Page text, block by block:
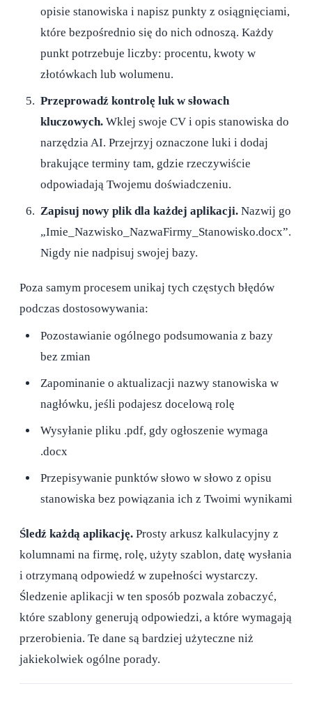
opisie stanowiska i napisz punkty z osiągnięciami,
które bezpośrednio się do nich odnoszą. Każdy
punkt potrzebuje liczby: procentu, kwoty w
złotówkach lub wolumenu.
Przeprowadź kontrolę luk w słowach
kluczowych.Wklej swoje CV i opis stanowiska do
narzędzia AI. Przejrzyj oznaczone luki i dodaj
brakujące terminy tam, gdzie rzeczywiście
odpowiadają Twojemu doświadczeniu.
Zapisuj nowy plik dla każdej aplikacji.Nazwij go
„Imie_Nazwisko_NazwaFirmy_Stanowisko.docx”.
Nigdy nie nadpisuj swojej bazy.
Poza samym procesem unikaj tych częstych błędów
podczas dostosowywania:
Pozostawianie ogólnego podsumowania z bazy
bez zmian
Zapominanie o aktualizacji nazwy stanowiska w
nagłówku, jeśli podajesz docelową rolę
Wysyłanie pliku .pdf, gdy ogłoszenie wymaga
.docx
Przepisywanie punktów słowo w słowo z opisu
stanowiska bez powiązania ich z Twoimi wynikami
Śledź każdą aplikację. Prosty arkusz kalkulacyjny z
kolumnami na firmę, rolę, użyty szablon, datę wysłania
i otrzymaną odpowiedź w zupełności wystarczy.
Śledzenie aplikacji w ten sposób pozwala zobaczyć,
które szablony generują odpowiedzi, a które wymagają
przerobienia. Te dane są bardziej użyteczne niż
jakiekolwiek ogólne porady.